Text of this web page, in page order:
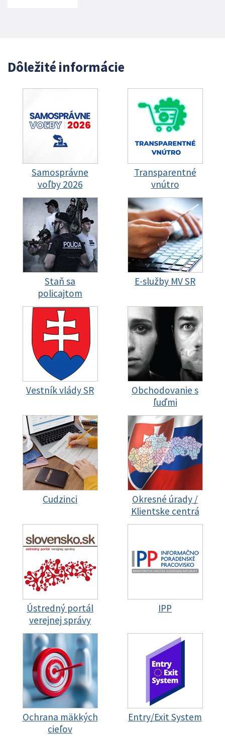
Dôležité informácie
Samosprávne
voľby 2026
Transparentné
vnútro
Staň sa
policajtom
E-služby MV SR
Vestník vlády SR
Obchodovanie s
ľuďmi
Cudzinci
Okresné úrady /
Klientske centrá
Ústredný portál
verejnej správy
IPP
Ochrana mäkkých
cieľov
Entry/Exit System